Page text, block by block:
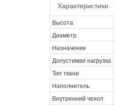
Характеристики
Высота
Диаметр
Назначение
Допустимая нагрузка
Тип ткани
Наполнитель
Внутренний чехол